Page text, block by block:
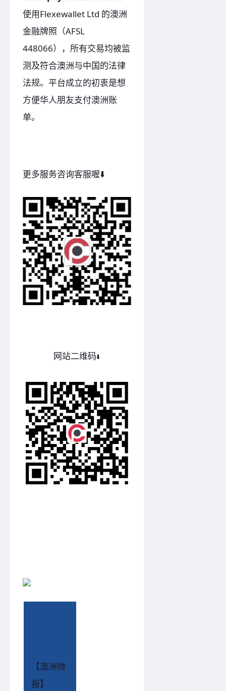
使用Flexewallet Ltd 的澳洲
金融牌照（AFSL
448066），所有交易均被监
测及符合澳洲与中国的法律
法规。平台成立的初衷是想
方便华人朋友支付澳洲账
单。
更多服务咨询客服喔⬇️
网站二维码⬇️
【澳洲微
报】